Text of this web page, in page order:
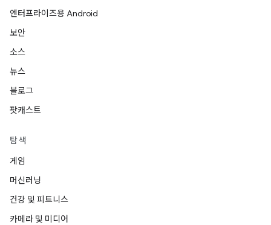
엔터프라이즈용 Android
보안
소스
뉴스
블로그
팟캐스트
탐색
게임
머신러닝
건강 및 피트니스
카메라 및 미디어